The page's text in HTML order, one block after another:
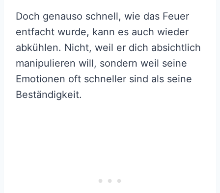
Doch genauso schnell, wie das Feuer
entfacht wurde, kann es auch wieder
abkühlen. Nicht, weil er dich absichtlich
manipulieren will, sondern weil seine
Emotionen oft schneller sind als seine
Beständigkeit.